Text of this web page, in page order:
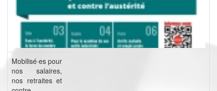
Mobilisé·es pour
nos salaires,
nos retraites et